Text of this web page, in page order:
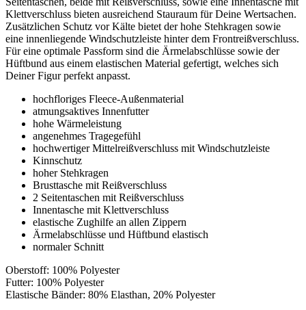
Klettverschluss bieten ausreichend Stauraum für Deine Wertsachen.
Zusätzlichen Schutz vor Kälte bietet der hohe Stehkragen sowie
eine innenliegende Windschutzleiste hinter dem Frontreißverschluss.
Für eine optimale Passform sind die Ärmelabschlüsse sowie der
Hüftbund aus einem elastischen Material gefertigt, welches sich
Deiner Figur perfekt anpasst.
hochfloriges Fleece-Außenmaterial
atmungsaktives Innenfutter
hohe Wärmeleistung
angenehmes Tragegefühl
hochwertiger Mittelreißverschluss mit Windschutzleiste
Kinnschutz
hoher Stehkragen
Brusttasche mit Reißverschluss
2 Seitentaschen mit Reißverschluss
Innentasche mit Klettverschluss
elastische Zughilfe an allen Zippern
Ärmelabschlüsse und Hüftbund elastisch
normaler Schnitt
Oberstoff: 100% Polyester
Futter: 100% Polyester
Elastische Bänder: 80% Elasthan, 20% Polyester